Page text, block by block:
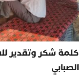
كلمة شكر وتقدير
الصبابي